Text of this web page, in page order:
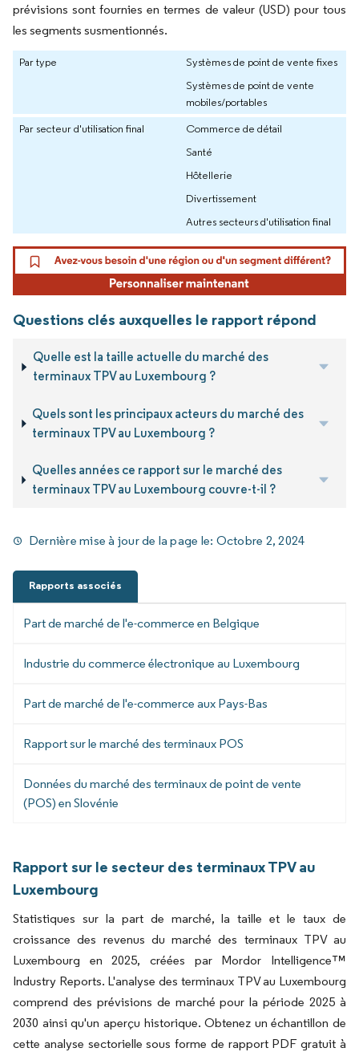
prévisions sont fournies en termes de valeur (USD) pour tous
les segments susmentionnés.
Par type
Systèmes de point de vente fixes
Systèmes de point de vente
mobiles/portables
Par secteur d'utilisation final
Commerce de détail
Santé
Hôtellerie
Divertissement
Autres secteurs d'utilisation final
Questions clés auxquelles le rapport répond
Quelle est la taille actuelle du marché des
terminaux TPV au Luxembourg ?
Quels sont les principaux acteurs du marché des
terminaux TPV au Luxembourg ?
Quelles années ce rapport sur le marché des
terminaux TPV au Luxembourg couvre-t-il ?
Dernière mise à jour de la page le: Octobre 2, 2024
Rapports associés
Part de marché de l'e-commerce en Belgique
Industrie du commerce électronique au Luxembourg
Part de marché de l'e-commerce aux Pays-Bas
Rapport sur le marché des terminaux POS
Données du marché des terminaux de point de vente
(POS) en Slovénie
Rapport sur le secteur des terminaux TPV au
Luxembourg
Statistiques sur la part de marché, la taille et le taux de
croissance des revenus du marché des terminaux TPV au
Luxembourg en 2025, créées par Mordor Intelligence™
Industry Reports. L'analyse des terminaux TPV au Luxembourg
comprend des prévisions de marché pour la période 2025 à
2030 ainsi qu'un aperçu historique. Obtenez un échantillon de
cette analyse sectorielle sous forme de rapport PDF gratuit à